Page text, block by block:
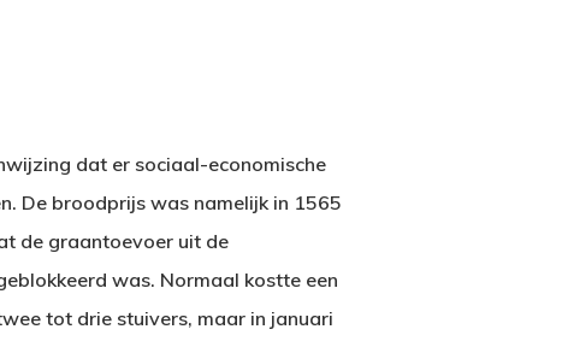
dat er sociaal-economische
De broodprijs was namelijk in 1565
de graantoevoer uit de
was. Normaal kostte een
tot drie stuivers, maar in januari